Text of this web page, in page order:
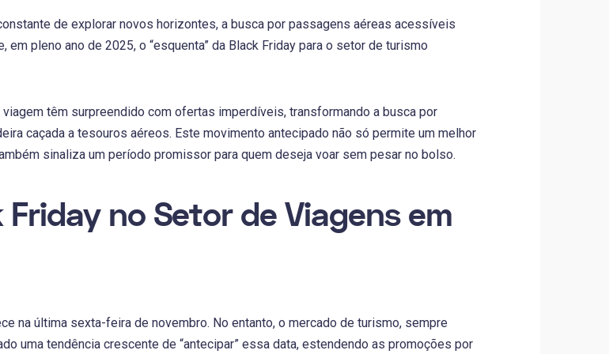
de explorar novos horizontes, a busca por passagens aéreas acessíveis
em pleno ano de 2025, o “esquenta” da Black Friday para o setor de turismo
têm surpreendido com ofertas imperdíveis, transformando a busca por
caçada a tesouros aéreos. Este movimento antecipado não só permite um melhor
sinaliza um período promissor para quem deseja voar sem pesar no bolso.
no Setor de Viagens em
na última sexta-feira de novembro. No entanto, o mercado de turismo, sempre
uma tendência crescente de “antecipar” essa data, estendendo as promoções por